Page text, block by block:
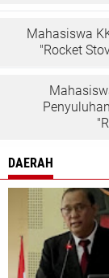
Mahasiswa
"Rocket
DAERAH